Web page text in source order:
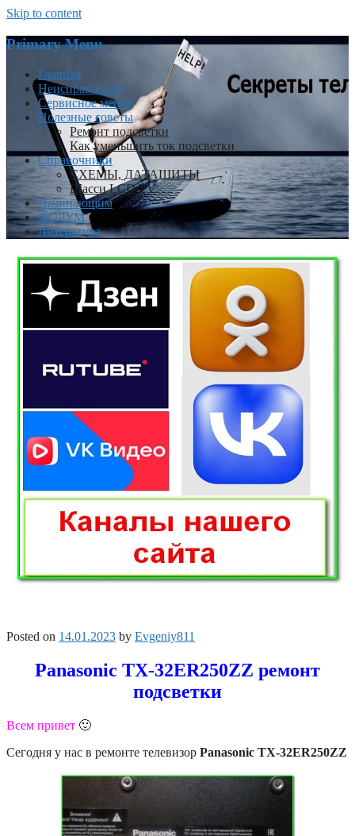
Skip to content
Primary Menu
Главная
Неисправности
Сервисное меню
Полезные советы
Ремонт подсветки
Как уменьшить ток подсветки
Справочники
СХЕМЫ, ДАТАШИТЫ
Шасси LCD TV
Начинающим
ФОРУМ
Литература
Posted on 14.01.2023 by Evgeniy811
Panasonic TX-32ER250ZZ ремонт
подсветки
Всем привет 🙂
Сегодня у нас в ремонте телевизор Panasonic TX-32ER250ZZ